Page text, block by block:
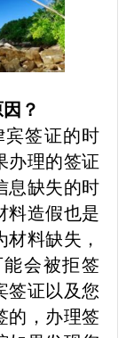
？
宾签证的时
办理的签证
息缺失的时
料造假也是
料缺失，
会被拒签
签证以及您
的，办理签